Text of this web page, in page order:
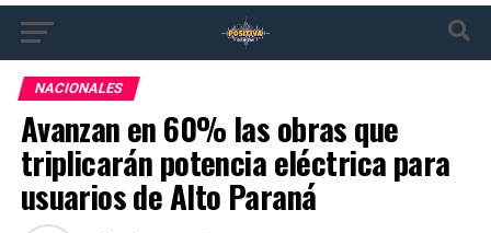
NACIONALES
Avanzan en 60% las obras que
triplicarán potencia eléctrica para
usuarios de Alto Paraná